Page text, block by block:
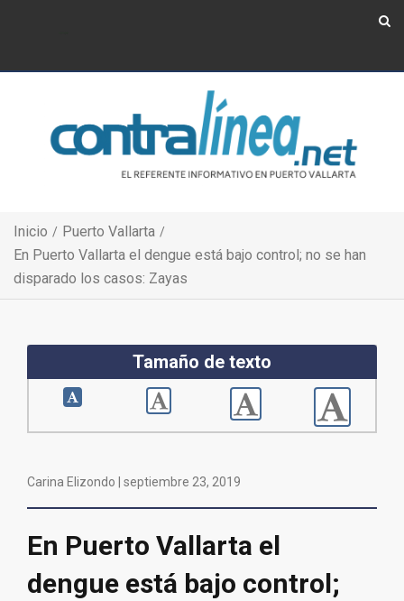
Inicio
Puerto Vallarta
En Puerto Vallarta el dengue está bajo control; no se han
disparado los casos: Zayas
Tamaño de texto
Carina Elizondo | septiembre 23, 2019
En Puerto Vallarta el
dengue está bajo control;